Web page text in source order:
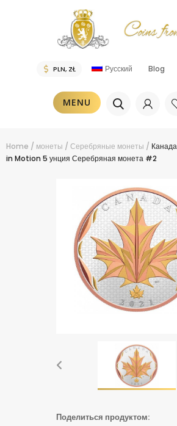
Русский Blog
MENU
Home / монеты / Серебряные монеты /
in Motion 5 унция Серебряная монета #2
Поделиться продуктом: